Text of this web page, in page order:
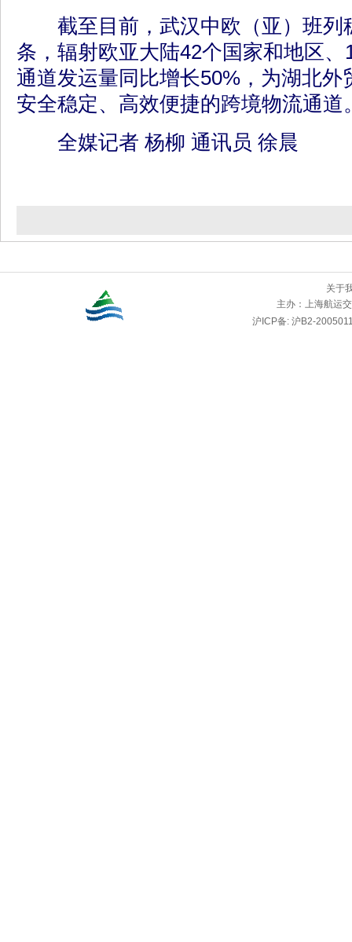
截至目前，武汉中欧（亚）班列
条，辐射欧亚大陆42个国家和地区
通道发运量同比增长50%，为湖北外
安全稳定、高效便捷的跨境物流通道
全媒记者 杨柳 通讯员 徐晨
关于
主办： 上海航运
沪ICP备: 沪B2-